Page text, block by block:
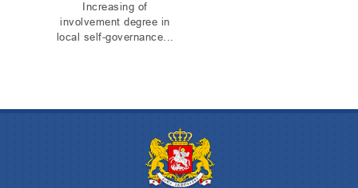
Increasing of
involvement degree in
local self-governance...